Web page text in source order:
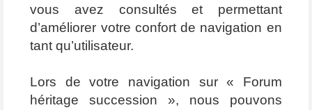
vous avez consultés et permettant
d’améliorer votre confort de navigation en
tant qu’utilisateur.
Lors de votre navigation sur « Forum
héritage succession », nous pouvons